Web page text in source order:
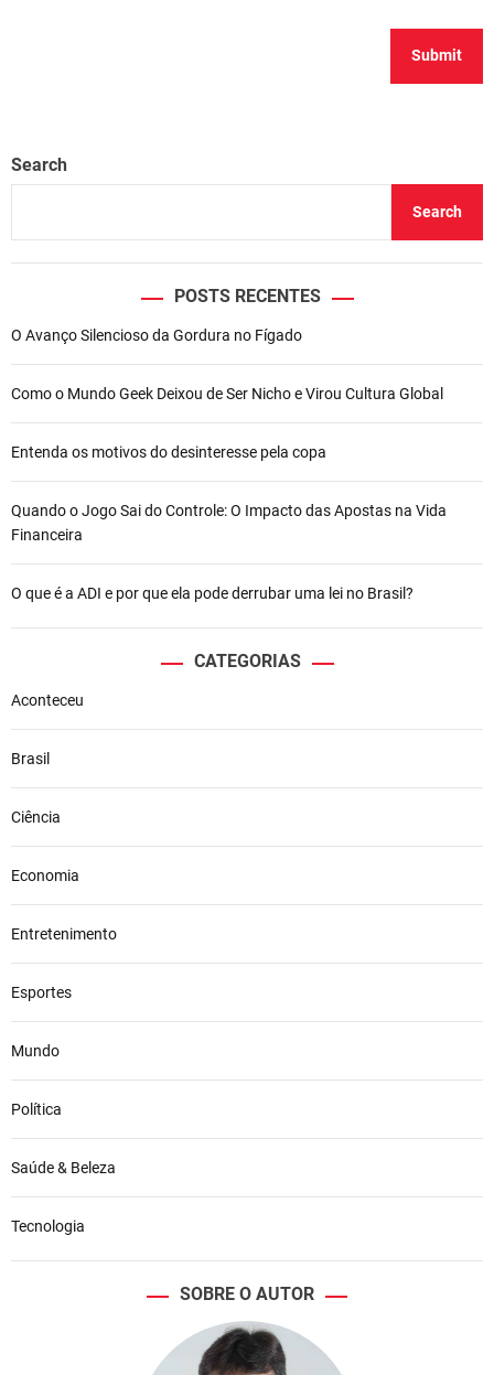
Search
Search
POSTS RECENTES
O Avanço Silencioso da Gordura no Fígado
Como o Mundo Geek Deixou de Ser Nicho e Virou Cultura Global
Entenda os motivos do desinteresse pela copa
Quando o Jogo Sai do Controle: O Impacto das Apostas na Vida
Financeira
O que é a ADI e por que ela pode derrubar uma lei no Brasil?
CATEGORIAS
Aconteceu
Brasil
Ciência
Economia
Entretenimento
Esportes
Mundo
Política
Saúde & Beleza
Tecnologia
SOBRE O AUTOR